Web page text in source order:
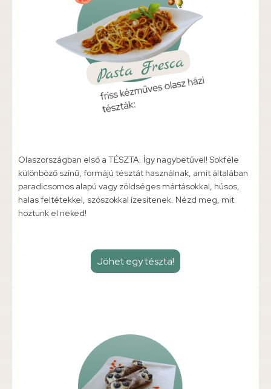
Olaszországban első a TÉSZTA. Így nagybetűvel! Sokféle
különböző színű, formájú tésztát használnak, amit általában
paradicsomos alapú vagy zöldséges mártásokkal, húsos,
halas feltétekkel, szószokkal ízesítenek. Nézd meg, mit
hoztunk el neked!
Jöhet egy tészta!